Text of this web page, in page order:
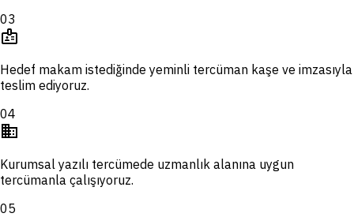
03
badge
Hedef makam istediğinde yeminli tercüman kaşe ve imzasıyla
teslim ediyoruz.
04
domain
Kurumsal yazılı tercümede uzmanlık alanına uygun
tercümanla çalışıyoruz.
05